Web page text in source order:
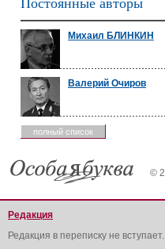
Постоянные авторы
Михаил БЛИНКИН
Валерий Очиров
полный список
©
Редакция
Редакция в переписку не